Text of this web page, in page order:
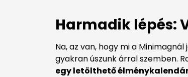
Harmadik lépés:
Na, az van, hogy mi a
gyakran úszunk árral szemben.
egy letölthető